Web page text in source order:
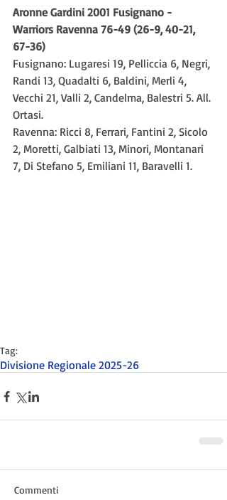
Aronne Gardini 2001 Fusignano -
Warriors Ravenna 76-49 (26-9, 40-21,
67-36)
Fusignano: Lugaresi 19, Pelliccia 6, Negri,
Randi 13, Quadalti 6, Baldini, Merli 4,
Vecchi 21, Valli 2, Candelma, Balestri 5. All.
Ortasi.
Ravenna: Ricci 8, Ferrari, Fantini 2, Sicolo
2, Moretti, Galbiati 13, Minori, Montanari
7, Di Stefano 5, Emiliani 11, Baravelli 1.
Tag:
Divisione Regionale 2025-26
Commenti